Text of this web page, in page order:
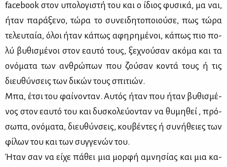
facebook στον υπο­λο­γι­στή του και ο ίδιος φυ­σι­κά, μα ναι,
ήταν πα­ρά­ξε­νο, τώ­ρα το συ­νει­δη­το­ποιού­σε, πως τώ­ρα
τε­λευ­ταία, όλοι ήταν κά­πως αφη­ρη­μέ­νοι, κά­πως πιο πο­
λύ βυ­θι­σμέ­νοι στον εαυ­τό τους, ξε­χνού­σαν ακό­μα και τα
ονό­μα­τα των αν­θρώ­πων που ζού­σαν κο­ντά τους ή τις
διευ­θύν­σεις των δι­κών τους σπι­τιών.
Μπα, έτσι του φαί­νο­νταν. Αυ­τός ήταν που ήταν βυ­θι­σμέ­
νος στον εαυ­τό του και δυ­σκο­λεύ­ο­νταν να θυ­μη­θεί , πρό­
σω­πα, ονό­μα­τα, διευ­θύν­σεις, κου­βέ­ντες ή συ­νή­θειες των
φί­λων του και των συγ­γε­νών του.
Ήταν σαν να εί­χε πά­θει μια μορ­φή αμνη­σί­ας και μια κα­